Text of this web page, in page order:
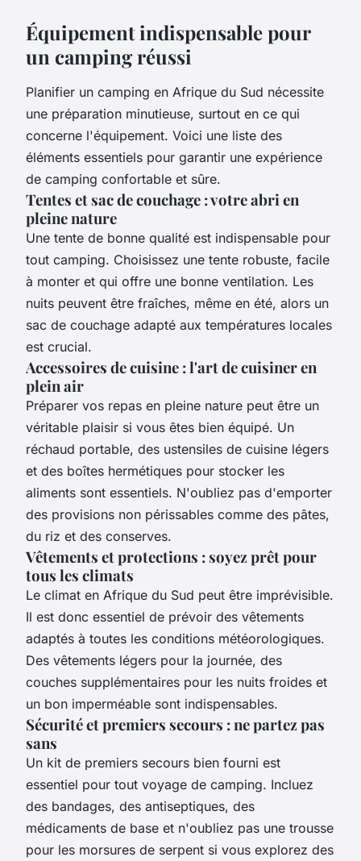
Équipement indispensable pour
un camping réussi
Planifier un camping en Afrique du Sud nécessite
une préparation minutieuse, surtout en ce qui
concerne l'équipement. Voici une liste des
éléments essentiels pour garantir une expérience
de camping confortable et sûre.
Tentes et sac de couchage : votre abri en
pleine nature
Une tente de bonne qualité est indispensable pour
tout camping. Choisissez une tente robuste, facile
à monter et qui offre une bonne ventilation. Les
nuits peuvent être fraîches, même en été, alors un
sac de couchage adapté aux températures locales
est crucial.
Accessoires de cuisine : l'art de cuisiner en
plein air
Préparer vos repas en pleine nature peut être un
véritable plaisir si vous êtes bien équipé. Un
réchaud portable, des ustensiles de cuisine légers
et des boîtes hermétiques pour stocker les
aliments sont essentiels. N'oubliez pas d'emporter
des provisions non périssables comme des pâtes,
du riz et des conserves.
Vêtements et protections : soyez prêt pour
tous les climats
Le climat en Afrique du Sud peut être imprévisible.
Il est donc essentiel de prévoir des vêtements
adaptés à toutes les conditions météorologiques.
Des vêtements légers pour la journée, des
couches supplémentaires pour les nuits froides et
un bon imperméable sont indispensables.
Sécurité et premiers secours : ne partez pas
sans
Un kit de premiers secours bien fourni est
essentiel pour tout voyage de camping. Incluez
des bandages, des antiseptiques, des
médicaments de base et n'oubliez pas une trousse
pour les morsures de serpent si vous explorez des